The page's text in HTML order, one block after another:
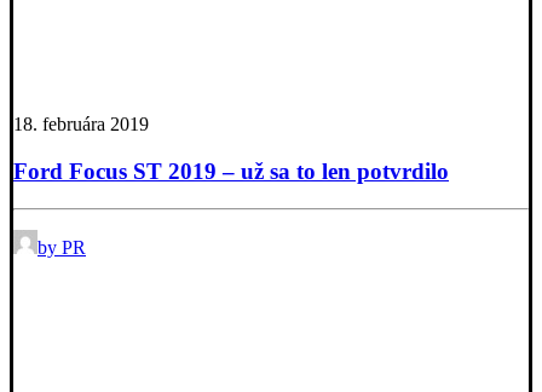
18. februára 2019
Ford Focus ST 2019 – už sa to len potvrdilo
by PR